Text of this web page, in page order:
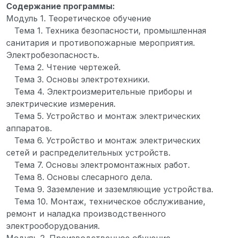
Содержание программы:
Модуль 1. Теоретическое обучение
Тема 1. Техника безопасности, промышленная
санитария и противопожарные мероприятия.
Электробезопасность.
Тема 2. Чтение чертежей.
Тема 3. Основы электротехники.
Тема 4. Электроизмерительные приборы и
электрические измерения.
Тема 5. Устройство и монтаж электрических
аппаратов.
Тема 6. Устройство и монтаж электрических
сетей и распределительных устройств.
Тема 7. Основы электромонтажных работ.
Тема 8. Основы слесарного дела.
Тема 9. Заземление и заземляющие устройства.
Тема 10. Монтаж, техническое обслуживание,
ремонт и наладка производственного
электрооборудования.